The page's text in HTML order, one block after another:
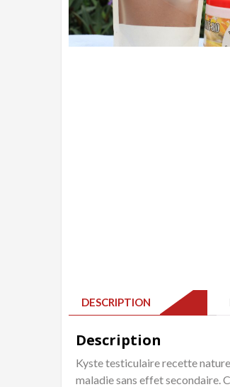
DESCRIPTION
Description
Kyste testiculaire recette
maladie sans effet secondaire.